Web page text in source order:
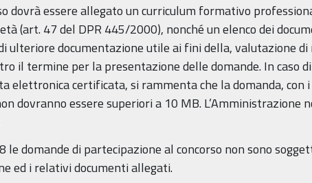
dovrà essere allegato un curriculum formativo
(art. 47 del DPR 445/2000), nonché un elenco dei
ulteriore documentazione utile ai fini della, valutazione
il termine per la presentazione delle domande. In caso
elettronica certificata, si rammenta che la domanda, con
dovranno essere superiori a 10 MB. L’Amministrazione
domande di partecipazione al concorso non sono
ed i relativi documenti allegati.